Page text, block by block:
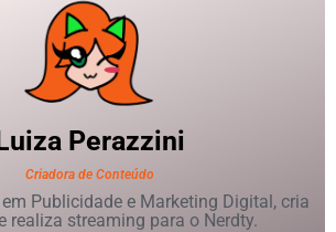
Perazzini
Criadora de Conteúdo
Publicidade e Marketing Digital, cria
realiza streaming para o Nerdty.